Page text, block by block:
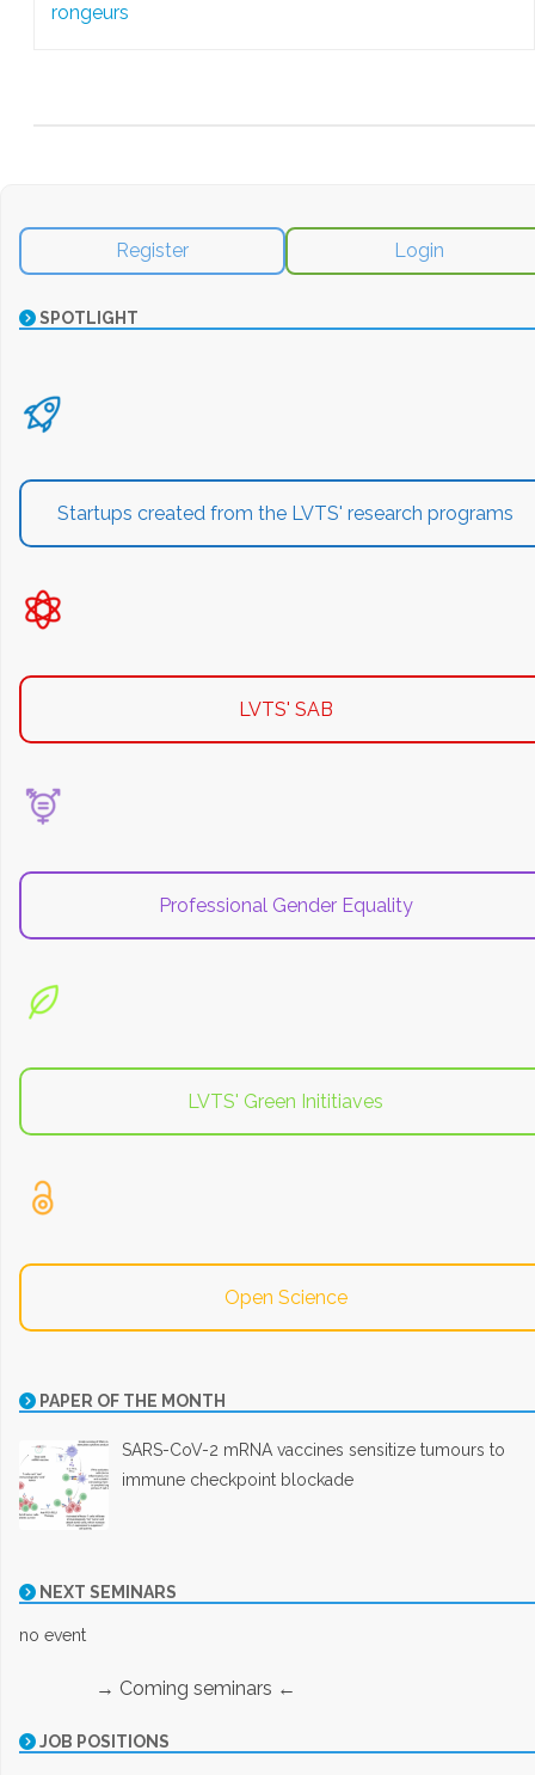
rongeurs
Register Login
SPOTLIGHT
Startups created from the LVTS' research programs
LVTS' SAB
Professional Gender Equality
LVTS' Green Inititiaves
Open Science
PAPER OF THE MONTH
SARS-CoV-2 mRNA vaccines sensitize tumours to
immune checkpoint blockade
NEXT SEMINARS
no event
→ Coming seminars ←
JOB POSITIONS